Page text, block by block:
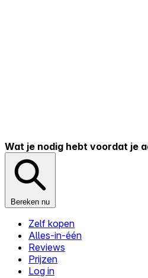
Wat je nodig hebt voordat je
Bereken nu
Zelf kopen
Alles-in-één
Reviews
Prijzen
Log in